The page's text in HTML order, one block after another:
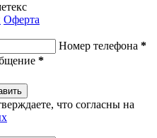
Оферта
Номер телефона *
*
что согласны на